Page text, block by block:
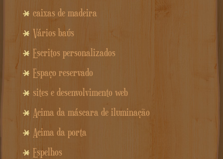
caixas de madeira
Vários baús
Escritos personalizados
Espaço reservado
sites e desenvolvimento web
Acima da máscara de iluminação
Acima da porta
Espelhos